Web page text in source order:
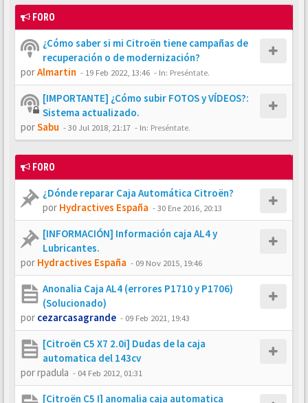
FORO
¿Cómo saber si mi Citroën tiene campañas de
recuperación o de modernización?
porAlmartin - 19 Feb 2022, 13:46 - In: Preséntate.
[IMPORTANTE] ¿Cómo subir FOTOS y VÍDEOS?:
Sistema actualizado.
porSabu -30 Jul 2018, 21:17 - In: Preséntate.
FORO
¿Dónde reparar Caja Automática Citroën?
por Hydractives España -30 Ene 2016, 20:13
[INFORMACIÓN] Información caja AL4 y
Lubricantes.
por Hydractives España - 09 Nov 2015, 19:46
Anonalia Caja AL4 (errores P1710 y P1706)
(Solucionado)
por cezarcasagrande - 09 Feb 2021, 19:43
[Citroën C5 X7 2.0i] Dudas de la caja
automatica del 143cv
porrpadula - 04 Feb 2012, 01:31
[Citroën C5 I] anomalia caja automatica